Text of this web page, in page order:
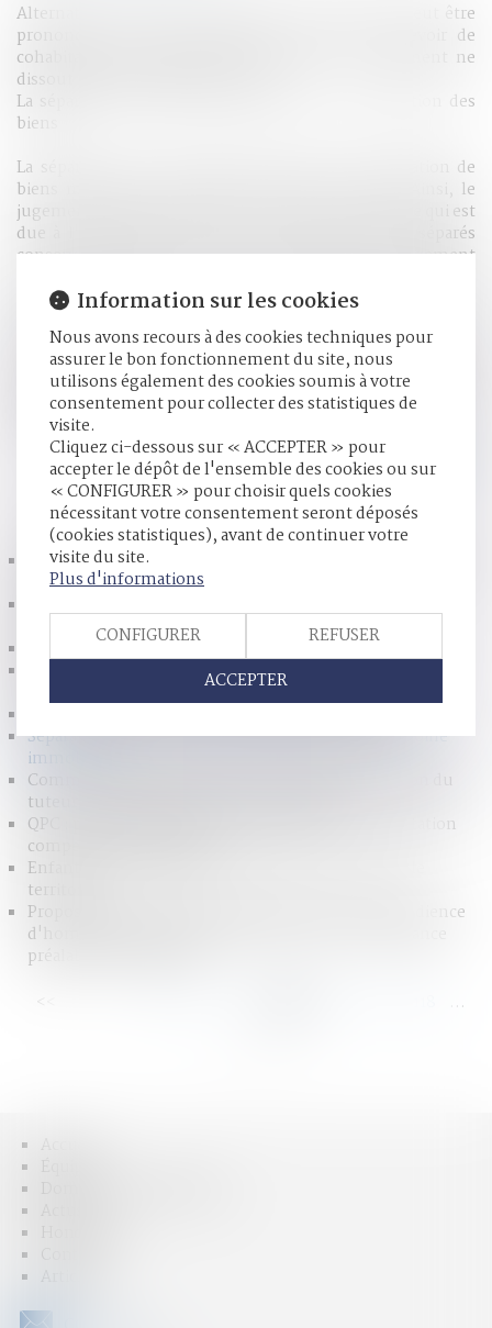
Alternative au divorce, la séparation de corps ne peut être
prononcée que par jugement, et met fin au devoir de
cohabitation qui existe entre les époux. Le jugement ne
dissout pas le mariage pour autant.
La séparation de corps entraîne toujours la séparation des
biens
La séparation de corps entraîne toujours la séparation de
biens mais laisse subsister le devoir de secours. Ainsi, le
jugement qui la prononce fixe la pension alimentaire qui est
due à l'époux dans le besoin. Chacun des époux séparés
conserve l'usage du nom de l'autre. Toutefois, le jugement
respectifs des époux, le leur interdire. En cas de décès de
droits que la loi accorde au conjoint survivant en matière de
succession. Lorsque la séparation de corps est prononcée
par consentement mutuel, les époux peuvent inclure dans
leur convention une renonciation à leurs droits
successoraux....
HISTORIQUE
Prêt sans écrit par la mère à son fils - Personnes physiques,
capacité
d’assises devient facultatif | Dalloz Actualité
Justice : En prison pour ne pas avoir payé la pension
Une seule condition pour la révision de la prestation
compensatoire - Divorce, séparation et liquidation
Séparation de corps : quelle incidence sur le patrimoine
immobilier ?
Comment les proches peuvent-ils contrôler l'action du
tuteur ou du curateur ? | service-public.fr
QPC : prononcé du divorce subordonné à une prestation
compensatoire en capital
Enfant né à l’étranger et autorisation d’entrer sur le
territoire
Proposition de loi précisant le déroulement de l'audience
d'homologation de la comparution sur reconnaissance
préalable de culpabilité
...
Accueil
Articles
Information sur les cookies
Nous avons recours à des cookies techniques pour
assurer le bon fonctionnement du site, nous
utilisons également des cookies soumis à votre
consentement pour collecter des statistiques de
visite.
Cliquez ci-dessous sur « ACCEPTER » pour
accepter le dépôt de l'ensemble des cookies ou sur
« CONFIGURER » pour choisir quels cookies
nécessitant votre consentement seront déposés
(cookies statistiques), avant de continuer votre
visite du site.
Plus d'informations
CONFIGURER
REFUSER
ACCEPTER